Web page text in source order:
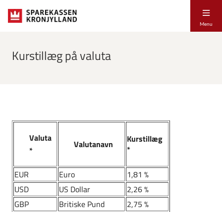
Menu
Kurstillæg på valuta
Valuta
*
Valutanavn
Kurstillæg
*
EUR Euro
1,81 %
USD
US Dollar
2,26 %
GBP
Britiske Pund
2,75 %